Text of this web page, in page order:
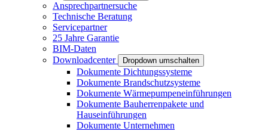
Ansprechpartnersuche
Technische Beratung
Servicepartner
25 Jahre Garantie
BIM-Daten
Downloadcenter
Dropdown umschalten
Dokumente Dichtungssysteme
Dokumente Brandschutzsysteme
Dokumente Wärmepumpeneinführungen
Dokumente Bauherrenpakete und
Hauseinführungen
Dokumente Unternehmen